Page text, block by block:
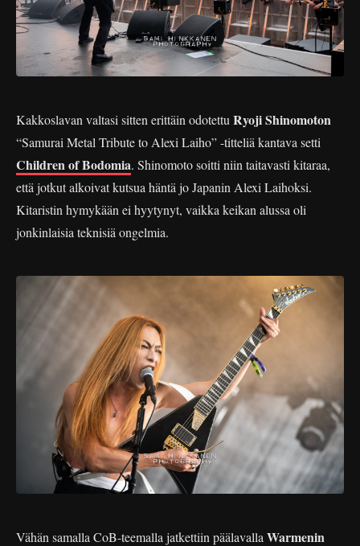
Kakkoslavan valtasi sitten erittäin odotettu Ryoji Shinomoton
“Samurai Metal Tribute to Alexi Laiho” -titteliä kantava setti
Children of Bodomia. Shinomoto soitti niin taitavasti kitaraa,
että jotkut alkoivat kutsua häntä jo Japanin Alexi Laihoksi.
Kitaristin hymykään ei hyytynyt, vaikka keikan alussa oli
jonkinlaisia teknisiä ongelmia.
Vähän samalla CoB-teemalla jatkettiin päälavallaWarmenin